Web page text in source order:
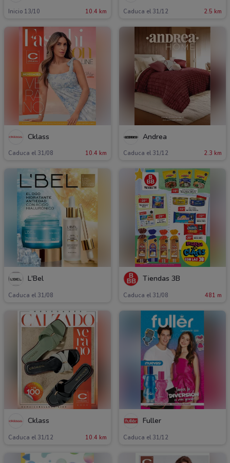
Inicio 13/10 10.4 km Caduca el 31/12 2.5 km
Cklass
Caduca el 31/08 10.4 km
Andrea
Caduca el 31/12 2.3 km
L'Bel
Caduca el 31/08
Tiendas 3B
Caduca el 31/08 481 m
Cklass
Caduca el 31/12 10.4 km
Fuller
Caduca el 31/12